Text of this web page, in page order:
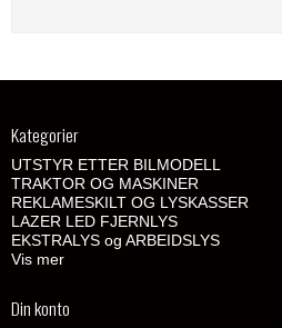
Kategorier
UTSTYR ETTER BILMODELL
TRAKTOR OG MASKINER
REKLAMESKILT OG LYSKASSER
LAZER LED FJERNLYS
EKSTRALYS og ARBEIDSLYS
Vis mer
Din konto